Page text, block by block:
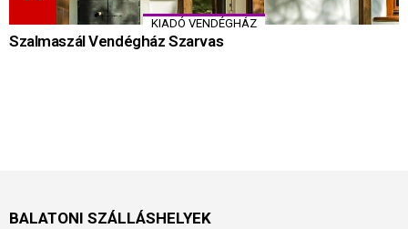
KIADÓ VENDÉGHÁZ
Szalmaszál Vendégház Szarvas
BALATONI SZÁLLÁSHELYEK